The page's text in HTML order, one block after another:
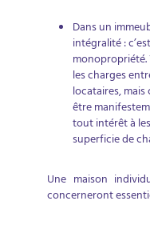
Dans un
intégralité :
les charges
locataires,
être
tout intérêt à
superficie de
Une maison
concerneront